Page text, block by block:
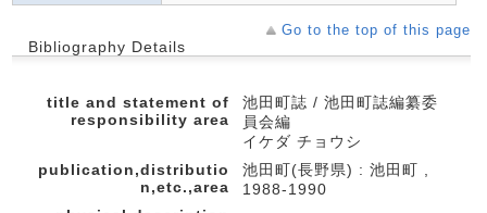
Go to the top of this page
Bibliography Details
title and statement of
responsibility area
池田町誌 / 池田町誌編纂委
員会編
イケダ チョウシ
publication,distributio
n,etc.,area
池田町(長野県) : 池田町 ,
1988-1990